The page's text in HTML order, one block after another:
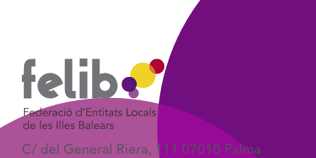
C/ del General Riera, 111 07010 Palma